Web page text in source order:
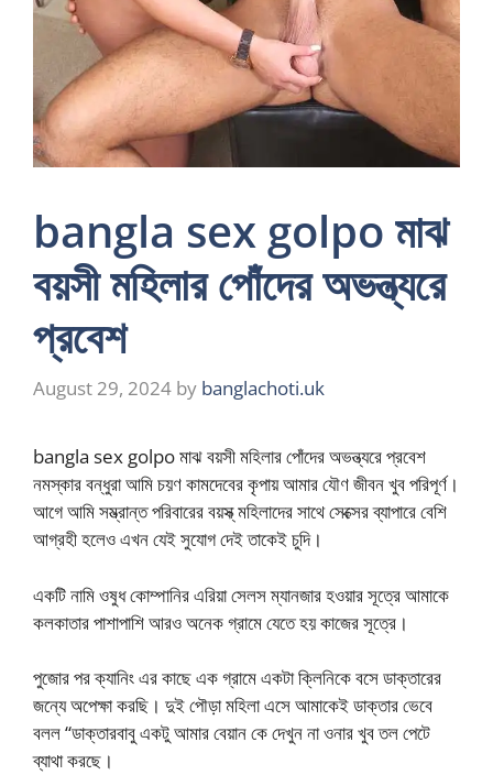
bangla sex golpo মাঝ
বয়সী মহিলার পোঁদের অভন্ত্যরে
প্রবেশ
August 29, 2024 by banglachoti.uk
bangla sex golpo মাঝ বয়সী মহিলার পোঁদের অভন্ত্যরে প্রবেশ
নমস্কার বন্ধুরা আমি চয়ণ কামদেবের কৃপায় আমার যৌণ জীবন খুব পরিপূর্ণ।
আগে আমি সম্ভ্রান্ত পরিবারের বয়স্ক্ মহিলাদের সাথে সেক্সের ব্যাপারে বেশি
আগ্রহী হলেও এখন যেই সুযোগ দেই তাকেই চুদি।
একটি নামি ওষুধ কোম্পানির এরিয়া সেলস ম্যানজার হওয়ার সূত্রে আমাকে
কলকাতার পাশাপাশি আরও অনেক গ্রামে যেতে হয় কাজের সূত্রে।
পুজোর পর ক্যানিং এর কাছে এক গ্রামে একটা ক্লিনিকে বসে ডাক্তারের
জন্যে অপেক্ষা করছি। দুই পৌড়া মহিলা এসে আমাকেই ডাক্তার ভেবে
বলল “ডাক্তারবাবু একটু আমার বেয়ান কে দেখুন না ওনার খুব তল পেটে
ব্যাথা করছে।